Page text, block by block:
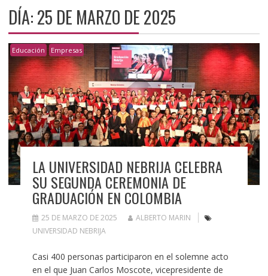
DÍA:25 DE MARZO DE 2025
Educación Empresas
LA UNIVERSIDAD NEBRIJA CELEBRA
SU SEGUNDA CEREMONIA DE
GRADUACIÓN EN COLOMBIA
25 DE MARZO DE 2025
ALBERTO MARIN
UNIVERSIDAD NEBRIJA
Casi 400 personas participaron en el solemne acto
en el que Juan Carlos Moscote, vicepresidente de